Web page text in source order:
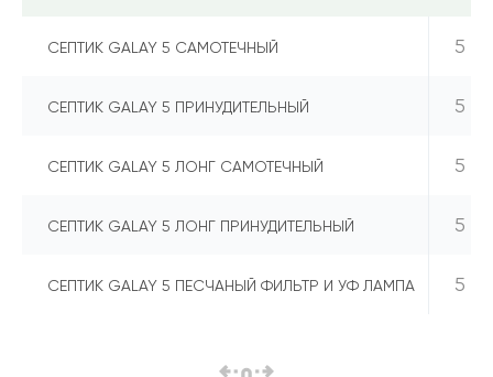
СЕПТИК GALAY 5 САМОТЕЧНЫЙ 5
СЕПТИК GALAY 5 ПРИНУДИТЕЛЬНЫЙ 5
СЕПТИК GALAY 5 ЛОНГ САМОТЕЧНЫЙ 5
СЕПТИК GALAY 5 ЛОНГ ПРИНУДИТЕЛЬНЫЙ 5
СЕПТИК GALAY 5 ПЕСЧАНЫЙ ФИЛЬТР И УФ ЛАМПА 5